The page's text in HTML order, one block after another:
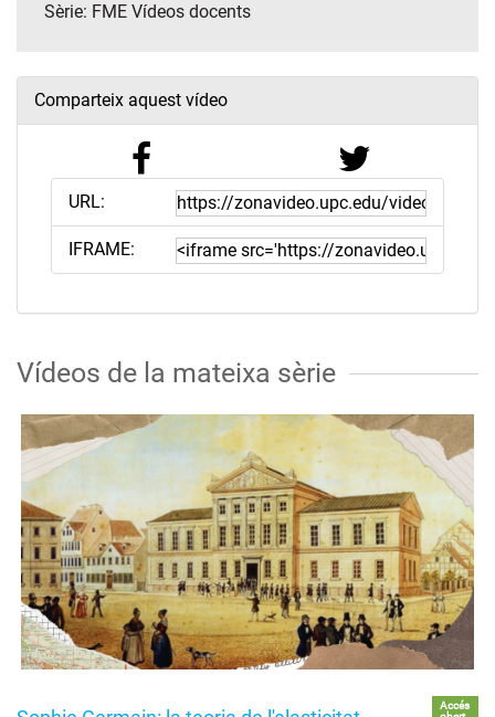
Sèrie: FME Vídeos docents
Comparteix aquest vídeo
URL:
IFRAME:
Vídeos de la mateixa sèrie
Accés